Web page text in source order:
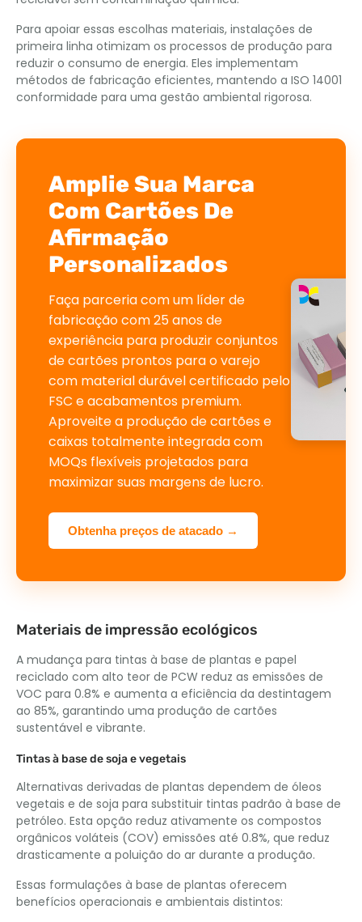
Para apoiar essas escolhas materiais, instalações de
primeira linha otimizam os processos de produção para
reduzir o consumo de energia. Eles implementam
métodos de fabricação eficientes, mantendo a ISO 14001
conformidade para uma gestão ambiental rigorosa.
Amplie Sua Marca
Com Cartões De
Afirmação
Personalizados
Faça parceria com um líder de
fabricação com 25 anos de
experiência para produzir conjuntos
de cartões prontos para o varejo
com material durável certificado pelo
FSC e acabamentos premium.
Aproveite a produção de cartões e
caixas totalmente integrada com
MOQs flexíveis projetados para
maximizar suas margens de lucro.
Obtenha preços de atacado →
Materiais de impressão ecológicos
A mudança para tintas à base de plantas e papel
reciclado com alto teor de PCW reduz as emissões de
VOC para 0.8% e aumenta a eficiência da destintagem
ao 85%, garantindo uma produção de cartões
sustentável e vibrante.
Tintas à base de soja e vegetais
Alternativas derivadas de plantas dependem de óleos
vegetais e de soja para substituir tintas padrão à base de
petróleo. Esta opção reduz ativamente os compostos
orgânicos voláteis (COV) emissões até 0.8%, que reduz
drasticamente a poluição do ar durante a produção.
Essas formulações à base de plantas oferecem
benefícios operacionais e ambientais distintos: